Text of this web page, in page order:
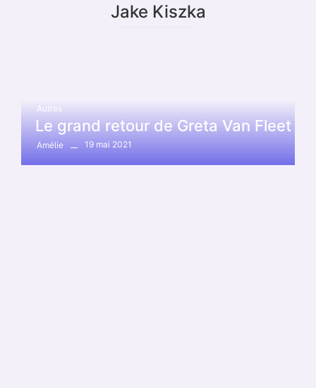
Jake Kiszka
Autres
Le grand retour de Greta Van Fleet
Amélie 19 mai 2021